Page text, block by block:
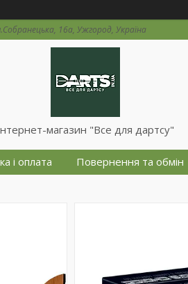
16а, Ужгород, Україна
магазин "Все для дартсу"
і оплата Повернення та обмін